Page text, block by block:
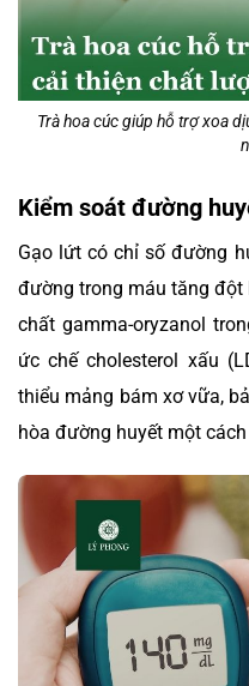
Trà hoa cúc giúp hỗ trợ xoa
Kiểm soát đường
Gạo lứt có chỉ số đường
đường trong máu tăng đột
chất gamma-oryzanol
ức chế cholesterol xấu
thiểu mảng bám xơ vữa,
hòa đường huyết một